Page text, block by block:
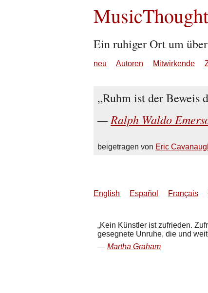
Ein ruhiger Ort um
neu Autoren Mitwirkende
Ruhm ist der Beweis
Ralph Waldo
beigetragen von Eric
English Español Français
Kein Künstler ist zufrieden.
gesegnete Unruhe, die und
Martha Graham